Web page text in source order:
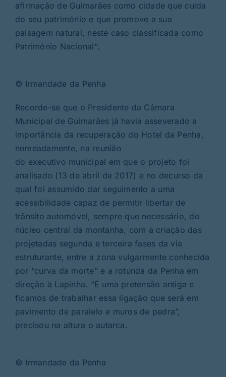
afirmação de Guimarães como cidade que cuida
do seu património e que promove a sua
paisagem natural, neste caso classificada como
Património Nacional“.
© Irmandade da Penha
Recorde-se que o Presidente da Câmara
Municipal de Guimarães já havia asseverado a
importância da recuperação do Hotel da Penha,
nomeadamente, na reunião
do executivo municipal em que o projeto foi
analisado (13 de abril de 2017) e no decurso da
qual foi assumido dar seguimento a uma
acessibilidade capaz de permitir libertar de
trânsito automóvel, sempre que necessário, do
núcleo central da montanha, com a criação das
projetadas segunda e terceira fases da via
estruturante, entre a zona vulgarmente conhecida
por “curva da morte” e a rotunda da Penha em
direção à Lapinha. “É uma pretensão antiga e
ficamos de trabalhar essa ligação que será em
pavimento de paralelo e muros de pedra”,
precisou na altura o autarca.
© Irmandade da Penha